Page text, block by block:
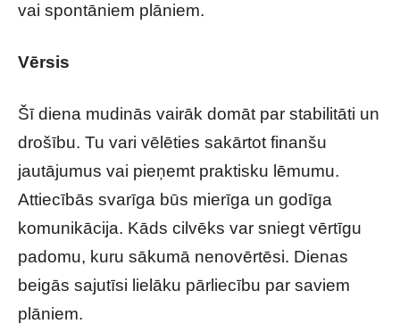
vai spontāniem plāniem.
Vērsis
Šī diena mudinās vairāk domāt par stabilitāti un
drošību. Tu vari vēlēties sakārtot finanšu
jautājumus vai pieņemt praktisku lēmumu.
Attiecībās svarīga būs mierīga un godīga
komunikācija. Kāds cilvēks var sniegt vērtīgu
padomu, kuru sākumā nenovērtēsi. Dienas
beigās sajutīsi lielāku pārliecību par saviem
plāniem.